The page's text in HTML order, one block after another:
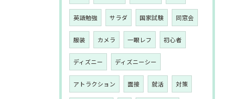
英語勉強 サラダ 国家試験 同窓会
服装 カメラ 一眼レフ 初心者
ディズニー ディズニーシー
アトラクション 面接 就活 対策